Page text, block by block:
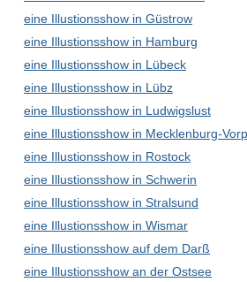
eine Illustionsshow in Güstrow
eine Illustionsshow in Hamburg
eine Illustionsshow in Lübeck
eine Illustionsshow in Lübz
eine Illustionsshow in Ludwigslust
eine Illustionsshow in Mecklenburg-
eine Illustionsshow in Rostock
eine Illustionsshow in Schwerin
eine Illustionsshow in Stralsund
eine Illustionsshow in Wismar
eine Illustionsshow auf dem Darß
eine Illustionsshow an der Ostsee